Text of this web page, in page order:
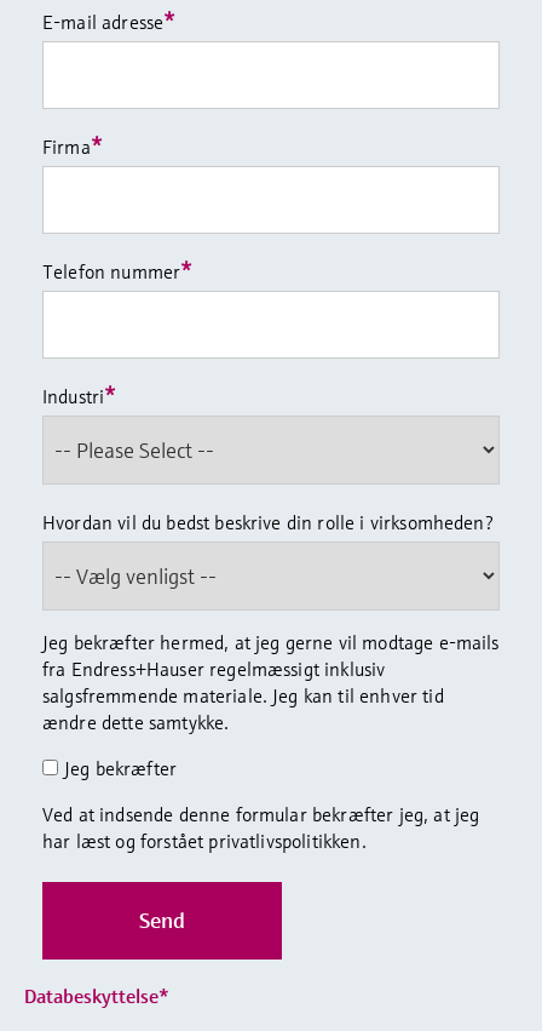
E-mail adresse*
Firma*
Telefon nummer*
Industri*
Hvordan vil du bedst beskrive din rolle i virksomheden?
Jeg bekræfter hermed, at jeg gerne vil modtage e-mails
fra Endress+Hauser regelmæssigt inklusiv
salgsfremmende materiale. Jeg kan til enhver tid
ændre dette samtykke.
Jeg bekræfter
Ved at indsende denne formular bekræfter jeg, at jeg
har læst og forstået privatlivspolitikken.
Databeskyttelse*